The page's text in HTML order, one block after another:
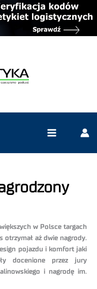
w Polsce targach
otrzymał aż dwie nagrody.
pojazdu i komfort jaki
docenione przez jury
i nagrodę im.